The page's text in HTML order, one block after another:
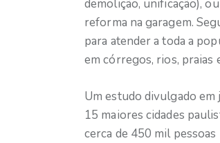
demolição, unificação),
reforma na garagem.
para atender a toda a
em córregos, rios, praias
Um estudo divulgado
15 maiores cidades
cerca de 450 mil